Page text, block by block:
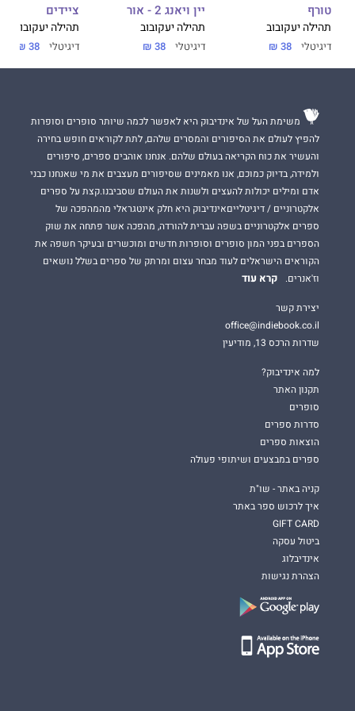
טורף
תהילה יעקובוב
דיגיטלי 38 ₪
יין ויאנג 2 - אור
תהילה יעקובוב
דיגיטלי 38 ₪
ציידים
תהילה יעקובוב
דיגיטלי 38 ₪
משימת העל של אינדיבוק היא לאפשר לכמה שיותר סופרים וסופרות
להפיץ לעולם את הסיפורים והמסרים שלהם, לתת לקוראים חופש בחירה
והעשיר את כוח הקריאה בעולם שלהם. אנחנו אוהבים ספרים, סיפורים
ולמידה, בדיוק כמוכם, אנו מאמינים שסיפורים מעצבים את מי שאנחנו כבני
אדם ומילים יכולות להעצים ולשנות את העולם שסביבנו.קצת על ספרים
אלקטרוניים / דיגיטלייםאינדיבוק היא חלק אינטגראלי מהמהפכה של
ספרים אלקטרוניים בשפה עברית להורדה, מהפכה אשר פתחה את שוק
הספרים בפני המון סופרים וסופרות חדשים ומוכשרים ובעיקר חשפה את
הקוראים הישראלים לעוד מבחר עצום ומרתק של ספרים בשלל נושאים
וז'אנרים.
קרא עוד
יצירת קשר
office@indiebook.co.il
שדרות הרכס 13, מודיעין
למה אינדיבוק?
תקנון האתר
סופרים
סדרות ספרים
הוצאות ספרים
ספרים במבצעים ושיתופי פעולה
קניה באתר - שו"ת
איך לרכוש ספר באתר
GIFT CARD
ביטול עסקה
אינדיבלוג
הצהרת נגישות